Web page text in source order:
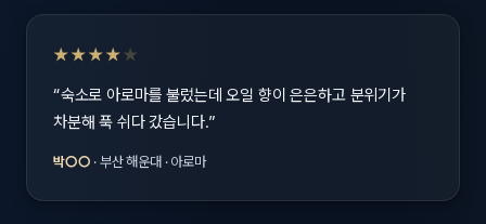
★★★★ ★
“숙소로 아로마를 불렀는데 오일 향이 은은하고 분위기가
차분해 푹 쉬다 갔습니다.”
박○○ · 부산 해운대 · 아로마